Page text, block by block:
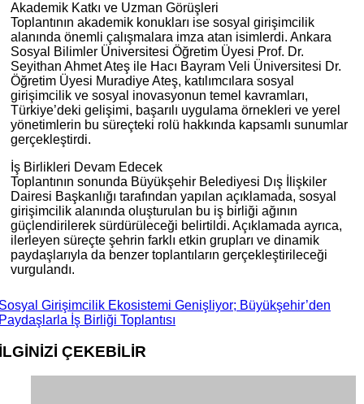
Akademik Katkı ve Uzman Görüşleri
Toplantının akademik konukları ise sosyal girişimcilik
alanında önemli çalışmalara imza atan isimlerdi. Ankara
Sosyal Bilimler Üniversitesi Öğretim Üyesi Prof. Dr.
Seyithan Ahmet Ateş ile Hacı Bayram Veli Üniversitesi Dr.
Öğretim Üyesi Muradiye Ateş, katılımcılara sosyal
girişimcilik ve sosyal inovasyonun temel kavramları,
Türkiye’deki gelişimi, başarılı uygulama örnekleri ve yerel
yönetimlerin bu süreçteki rolü hakkında kapsamlı sunumlar
gerçekleştirdi.
İş Birlikleri Devam Edecek
Toplantının sonunda Büyükşehir Belediyesi Dış İlişkiler
Dairesi Başkanlığı tarafından yapılan açıklamada, sosyal
girişimcilik alanında oluşturulan bu iş birliği ağının
güçlendirilerek sürdürüleceği belirtildi. Açıklamada ayrıca,
ilerleyen süreçte şehrin farklı etkin grupları ve dinamik
paydaşlarıyla da benzer toplantıların gerçekleştirileceği
vurgulandı.
Girişimcilik Ekosistemi Genişliyor; Büyükşehir’den
İş Birliği Toplantısı
ÇEKEBİLİR